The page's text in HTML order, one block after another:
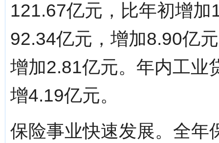
121.67亿元，比年初增
92.34亿元，增加8.90亿
增加2.81亿元。年内工业
增4.19亿元。
保险事业快速发展。全年